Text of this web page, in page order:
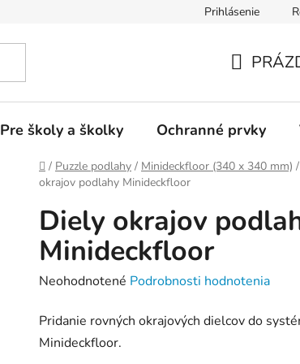
Podmienky ochrany osobných údajov
Prihlásenie
KOŠÍK
Pre školy a školky Ochranné prvky
Domov
/ Puzzle podlahy / Minideckfloor (340 x 340 mm) /
okrajov podlahy Minideckfloor
Diely okrajov
Minideckfloor
Priemerné
produktu
je
Neohodnotené Podrobnosti hodnotenia
Pridanie rovných okrajových dielcov do
Minideckfloor.